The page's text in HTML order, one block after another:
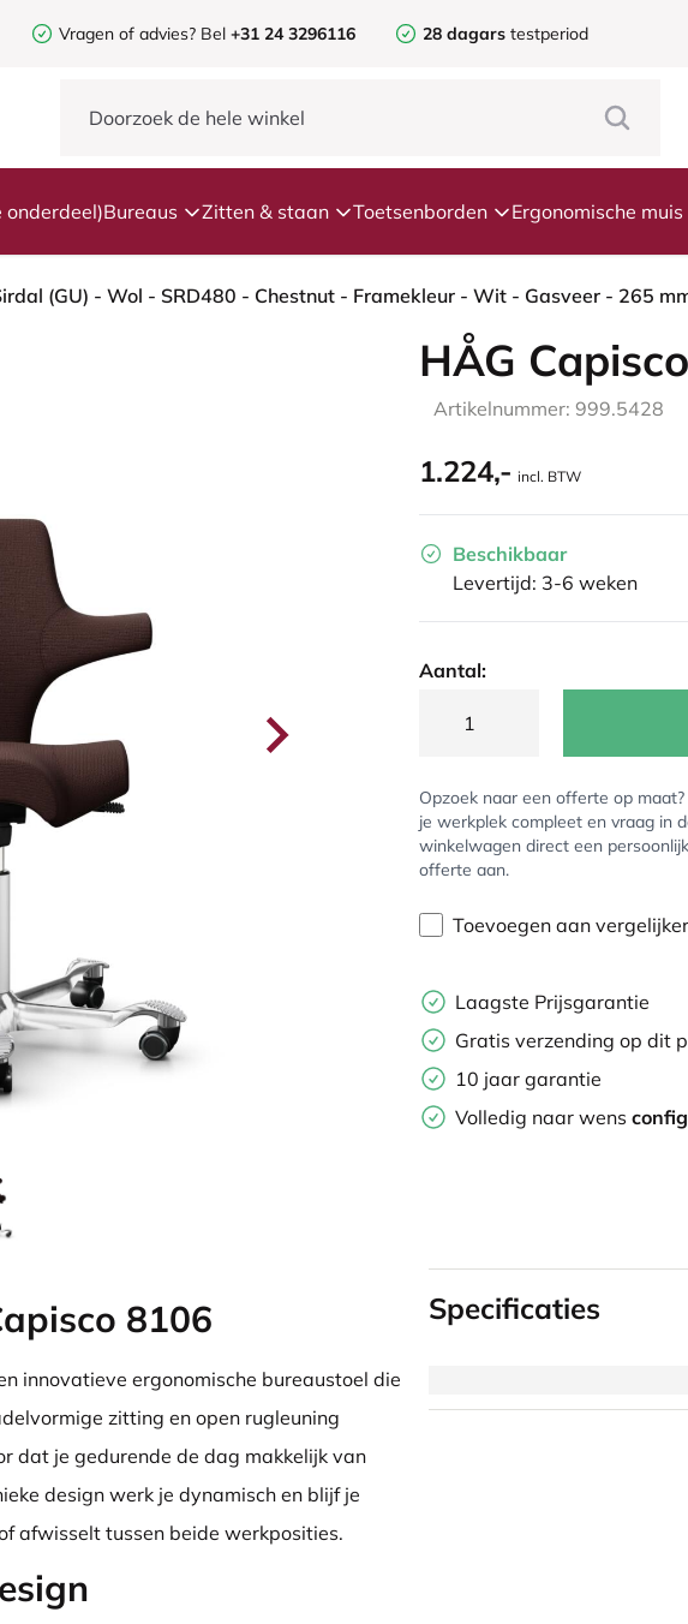
Vragen of advies? Bel +31 24 3296116 28 dagars testperiod
onderdeel)Bureaus Zitten & staan Toetsenborden Ergonomische muis
HÅG
Artikelnummer: 999.5428
1.224,- incl. BTW
Beschikbaar
Levertijd: 3-6 weken
Aantal:
Opzoek naar een offerte op
je werkplek compleet en vraag in
winkelwagen direct een
offerte aan.
Toevoegen aan vergelijker
Laagste Prijsgarantie
Gratis verzending op dit
10 jaar garantie
Volledig naar wens
8106
innovatieve ergonomische bureaustoel die
zitting en open rugleuning
dat je gedurende de dag makkelijk van
design werk je dynamisch en blijf je
afwisselt tussen beide werkposities.
Specificaties